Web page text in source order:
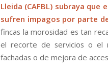
Lleida (CAFBL) subraya que
sufren impagos por parte
fincas la morosidad es tan
el recorte de servicios o el
fachadas o de mejora de